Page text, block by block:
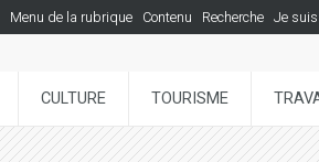
Menu de la rubrique Contenu Recherche Je suis
CULTURE TOURISME